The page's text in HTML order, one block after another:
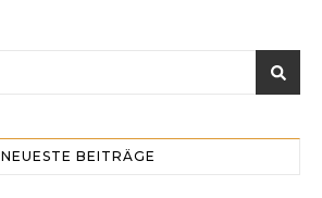
NEUESTE BEITRÄGE